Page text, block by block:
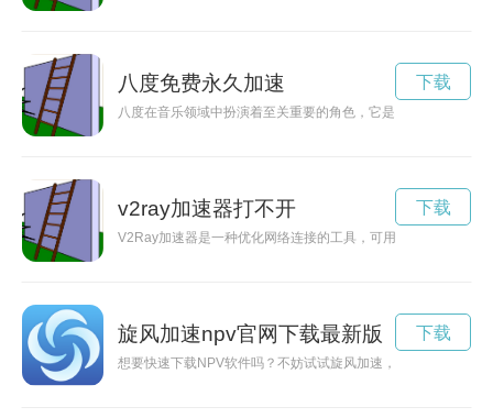
八度免费永久加速
八度在音乐领域中扮演着至关重要的角色，它是音乐中音高和
下载
v2ray加速器打不开
V2Ray加速器是一种优化网络连接的工具，可用于科学上网和
下载
旋风加速npv官网下载最新版
想要快速下载NPV软件吗？不妨试试旋风加速，让您在最短的
下载